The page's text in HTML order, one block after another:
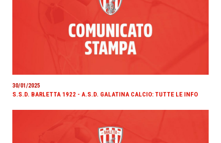
30/01/2025
S.S.D. BARLETTA 1922 - A.S.D. GALATINA CALCIO: TUTTE LE INFO